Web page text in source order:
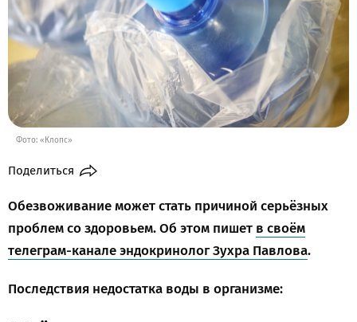
Фото: «Клопс»
Поделиться
Обезвоживание может стать причиной серьёзных
проблем со здоровьем. Об этом пишет в своём
телеграм-канале эндокринолог Зухра Павлова.
Последствия недостатка воды в организме: